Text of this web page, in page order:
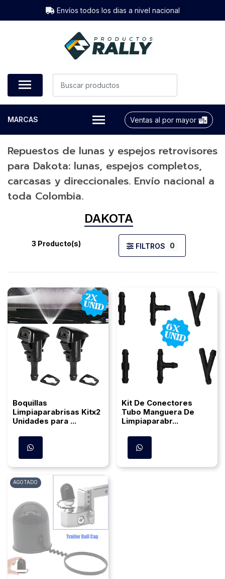
Envíos todos los dias a nivel nacional
MARCAS Ventas al por mayor
Repuestos de lunas y espejos retrovisores
para Dakota: lunas, espejos completos,
carcasas y direccionales. Envío nacional a
toda Colombia.
DAKOTA
3 Producto(s) FILTROS 0
Boquillas
Limpiaparabrisas Kitx2
Unidades para ...
Kit De Conectores
Tubo Manguera De
Limpiaparabr...
AGOTADO